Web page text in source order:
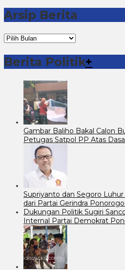
Arsip Berita
Arsip
Berita
Berita Politik+
Gambar Baliho Bakal Calon
Petugas Satpol PP Atas
Supriyanto dan Segoro
dari Partai Gerindra
Dukungan Politik Sugiri
Internal Partai Demokrat